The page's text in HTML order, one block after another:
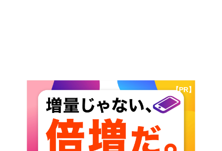
【PR】